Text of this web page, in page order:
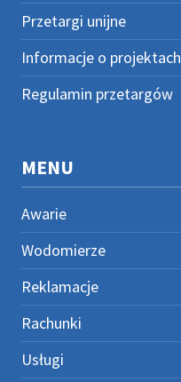
Przetargi unijne
Informacje o projektach
Regulamin przetargów
MENU
Awarie
Wodomierze
Reklamacje
Rachunki
Usługi